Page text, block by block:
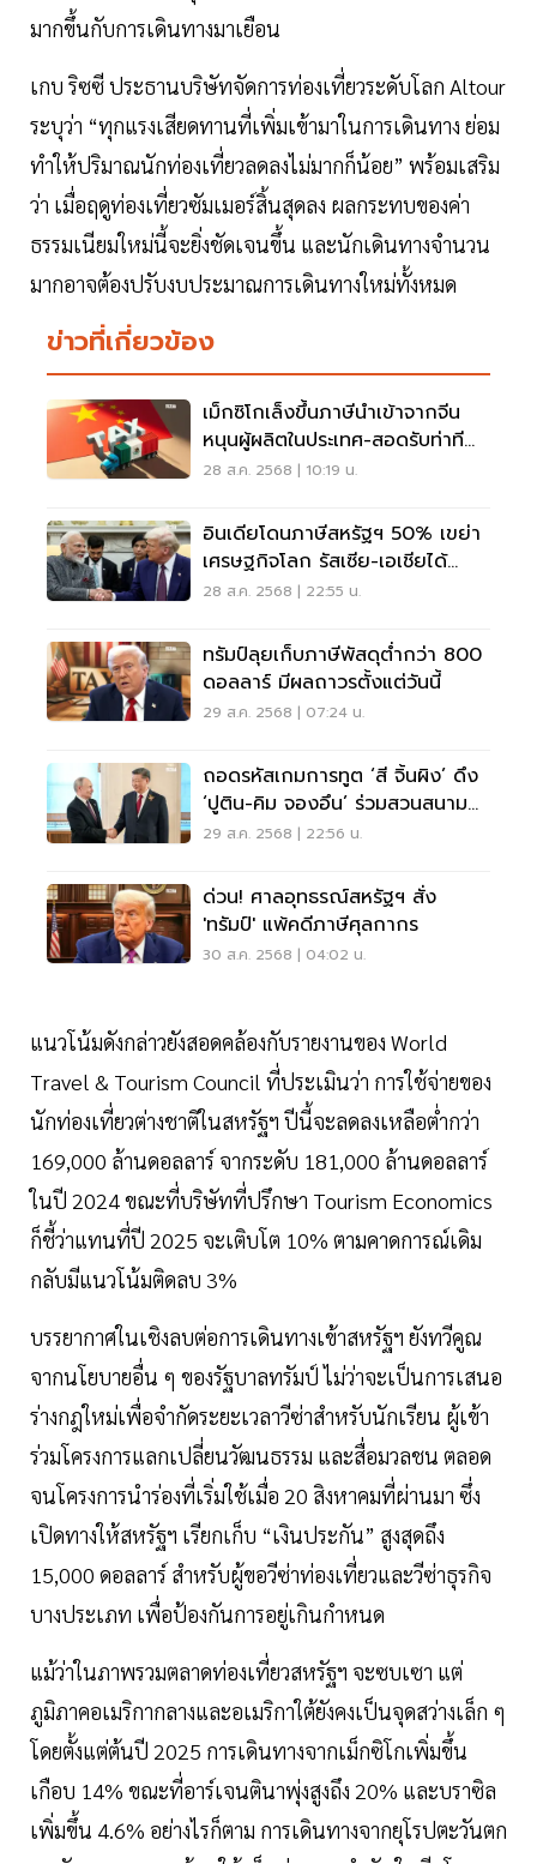
มากขึ้นกับการเดินทางมาเยือน
เกบ ริซซี ประธานบริษัทจัดการท่องเที่ยวระดับโลก Altour
ระบุว่า “ทุกแรงเสียดทานที่เพิ่มเข้ามาในการเดินทาง ย่อม
ทำให้ปริมาณนักท่องเที่ยวลดลงไม่มากก็น้อย” พร้อมเสริม
ว่า เมื่อฤดูท่องเที่ยวซัมเมอร์สิ้นสุดลง ผลกระทบของค่า
ธรรมเนียมใหม่นี้จะยิ่งชัดเจนขึ้น และนักเดินทางจำนวน
มากอาจต้องปรับงบประมาณการเดินทางใหม่ทั้งหมด
ข่าวที่เกี่ยวข้อง
เม็กซิโกเล็งขึ้นภาษีนำเข้าจากจีน
หนุนผู้ผลิตในประเทศ-สอดรับท่าที
ทรัมป์
28 ส.ค. 2568 | 10:19 น.
อินเดียโดนภาษีสหรัฐฯ 50% เขย่า
เศรษฐกิจโลก รัสเซีย-เอเชียได้
โอกาส
28 ส.ค. 2568 | 22:55 น.
ทรัมป์ลุยเก็บภาษีพัสดุต่ำกว่า 800
ดอลลาร์ มีผลถาวรตั้งแต่วันนี้
29 ส.ค. 2568 | 07:24 น.
ถอดรหัสเกมการทูต ‘สี จิ้นผิง’ ดึง
‘ปูติน-คิม จองอึน’ ร่วมสวนสนาม
โชว์ไพ่เหนือทรัมป์?
29 ส.ค. 2568 | 22:56 น.
ด่วน! ศาลอุทธรณ์สหรัฐฯ สั่ง
'ทรัมป์' แพ้คดีภาษีศุลกากร
30 ส.ค. 2568 | 04:02 น.
แนวโน้มดังกล่าวยังสอดคล้องกับรายงานของ World
Travel & Tourism Council ที่ประเมินว่า การใช้จ่ายของ
นักท่องเที่ยวต่างชาติในสหรัฐฯ ปีนี้จะลดลงเหลือต่ำกว่า
169,000 ล้านดอลลาร์ จากระดับ 181,000 ล้านดอลลาร์
ในปี 2024 ขณะที่บริษัทที่ปรึกษา Tourism Economics
ก็ชี้ว่าแทนที่ปี 2025 จะเติบโต 10% ตามคาดการณ์เดิม
กลับมีแนวโน้มติดลบ 3%
บรรยากาศในเชิงลบต่อการเดินทางเข้าสหรัฐฯ ยังทวีคูณ
จากนโยบายอื่น ๆ ของรัฐบาลทรัมป์ ไม่ว่าจะเป็นการเสนอ
ร่างกฎใหม่เพื่อจำกัดระยะเวลาวีซ่าสำหรับนักเรียน ผู้เข้า
ร่วมโครงการแลกเปลี่ยนวัฒนธรรม และสื่อมวลชน ตลอด
จนโครงการนำร่องที่เริ่มใช้เมื่อ 20 สิงหาคมที่ผ่านมา ซึ่ง
เปิดทางให้สหรัฐฯ เรียกเก็บ “เงินประกัน” สูงสุดถึง
15,000 ดอลลาร์ สำหรับผู้ขอวีซ่าท่องเที่ยวและวีซ่าธุรกิจ
บางประเภท เพื่อป้องกันการอยู่เกินกำหนด
แม้ว่าในภาพรวมตลาดท่องเที่ยวสหรัฐฯ จะซบเซา แต่
ภูมิภาคอเมริกากลางและอเมริกาใต้ยังคงเป็นจุดสว่างเล็ก ๆ
โดยตั้งแต่ต้นปี 2025 การเดินทางจากเม็กซิโกเพิ่มขึ้น
เกือบ 14% ขณะที่อาร์เจนตินาพุ่งสูงถึง 20% และบราซิล
เพิ่มขึ้น 4.6% อย่างไรก็ตาม การเดินทางจากยุโรปตะวันตก